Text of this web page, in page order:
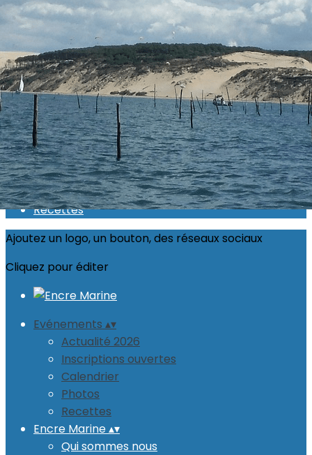
Exporter les lignes sélectionnées
Exporter toutes les colonnes
Exporter uniquement les colonnes affichées
Menu
<
>
Actualité 2026
Inscriptions ouvertes
Calendrier
Photos
Recettes
Ajoutez un logo, un bouton, des réseaux sociaux
Cliquez pour éditer
Evénements ▴▾
Actualité 2026
Inscriptions ouvertes
Calendrier
Photos
Recettes
Encre Marine▴▾
Qui sommes nous